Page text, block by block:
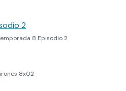
8 Episodio 2
8x02